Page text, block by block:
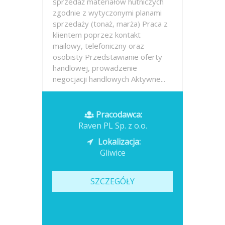
zgodnie z wytyczonymi planami
sprzedaży (tonaż, marża) Praca z
klientem poprzez kontakt
mailowy, telefoniczny oraz
osobisty Przedstawianie oferty
handlowej, prowadzenie
negocjacji handlowych Aktywne...
Pracodawca:
Raven PL Sp. z o.o.
Lokalizacja:
Gliwice
SZCZEGÓŁY